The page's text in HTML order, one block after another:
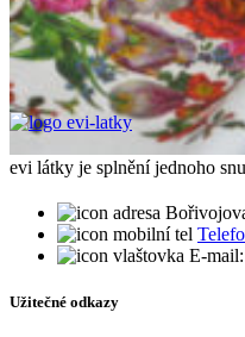
evi látky je splnění jednoho
E-
Užitečné odkazy